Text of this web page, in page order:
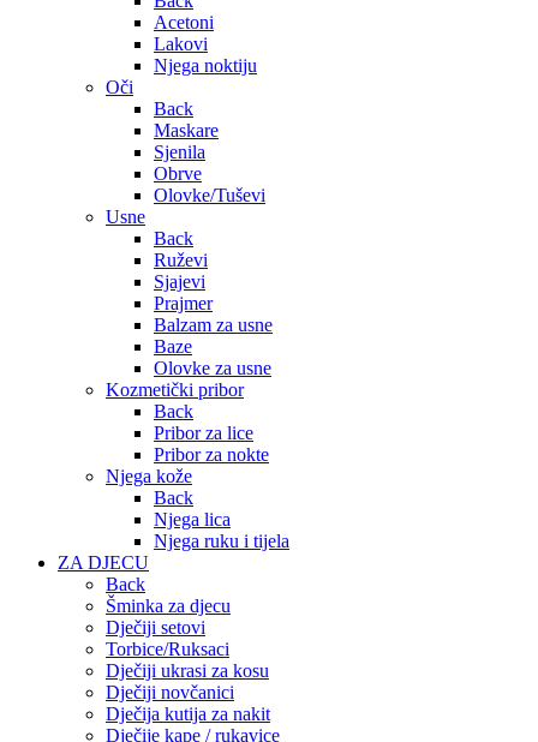
Acetoni
Lakovi
Njega noktiju
Oči
Back
Maskare
Sjenila
Obrve
Olovke/Tuševi
Usne
Back
Ruževi
Sjajevi
Prajmer
Balzam za usne
Baze
Olovke za usne
Kozmetički pribor
Back
Pribor za lice
Pribor za nokte
Njega kože
Back
Njega lica
Njega ruku i tijela
ZA DJECU
Back
Šminka za djecu
Dječiji setovi
Torbice/Ruksaci
Dječiji ukrasi za kosu
Dječiji novčanici
Dječija kutija za nakit
Dječije kape / rukavice